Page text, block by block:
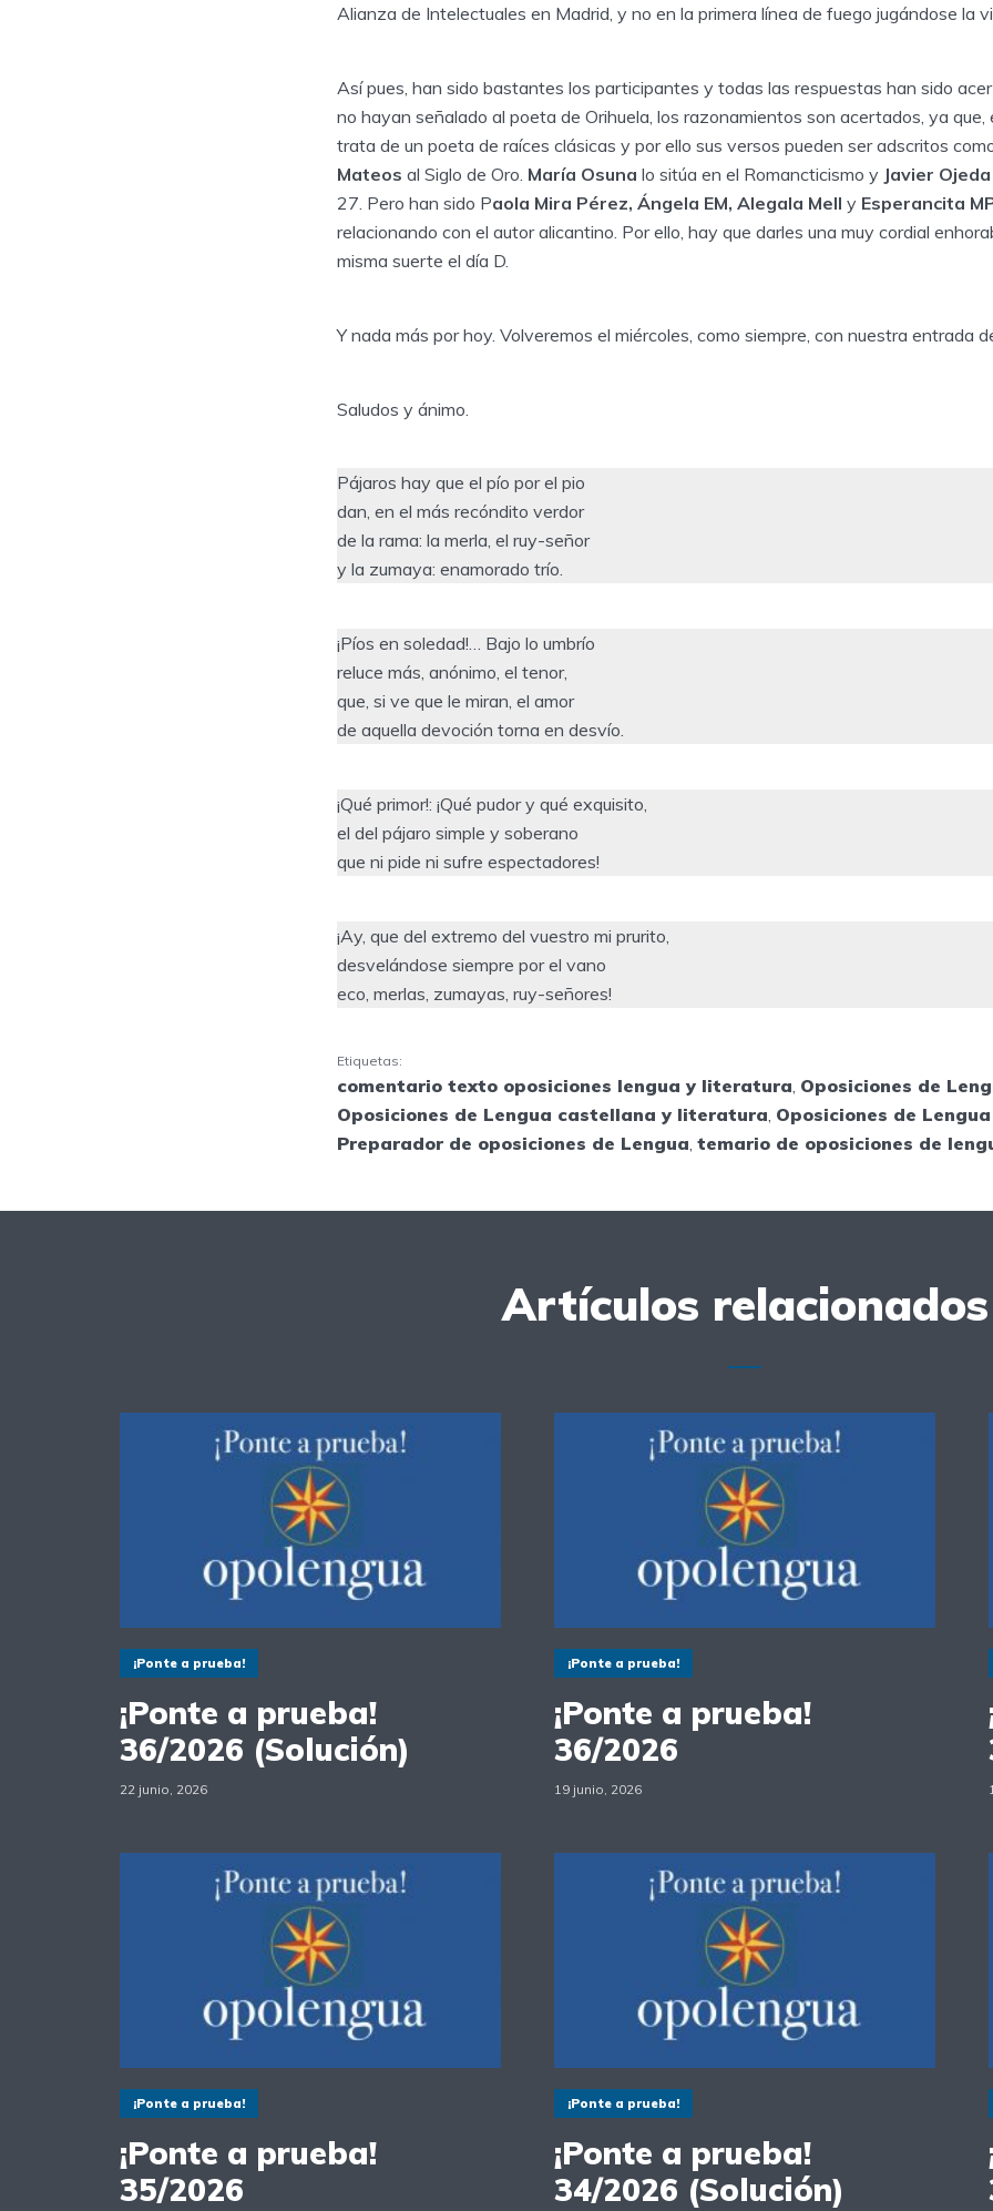
Alianza de Intelectuales en Madrid, y no en la primera línea de fuego jugándose la
Así pues, han sido bastantes los participantes y todas las respuestas han sido
no hayan señalado al poeta de Orihuela, los razonamientos son acertados, ya
trata de un poeta de raíces clásicas y por ello sus versos pueden ser adscritos
Mateos al Siglo de Oro. María Osuna lo sitúa en el Romancticismo y Javier Ojeda
27. Pero han sido Paola Mira Pérez, Ángela EM, Alegala Mell y Esperancita
relacionando con el autor alicantino. Por ello, hay que darles una muy cordial
misma suerte el día D.
Y nada más por hoy. Volveremos el miércoles, como siempre, con nuestra entrada
Saludos y ánimo.
Pájaros hay que el pío por el pio
dan, en el más recóndito verdor
de la rama: la merla, el ruy-señor
y la zumaya: enamorado trío.
¡Píos en soledad!… Bajo lo umbrío
reluce más, anónimo, el tenor,
que, si ve que le miran, el amor
de aquella devoción torna en desvío.
¡Qué primor!: ¡Qué pudor y qué exquisito,
el del pájaro simple y soberano
que ni pide ni sufre espectadores!
¡Ay, que del extremo del vuestro mi prurito,
desvelándose siempre por el vano
eco, merlas, zumayas, ruy-señores!
Etiquetas:
comentario texto oposiciones lengua y literatura, Oposiciones de
Oposiciones de Lengua castellana y literatura, Oposiciones de
Preparador de oposiciones de Lengua, temario de oposiciones de
Artículos relacionados
¡Ponte a prueba!
¡Ponte a prueba!
36/2026 (Solución)
22 junio, 2026
¡Ponte a prueba!
¡Ponte a prueba!
36/2026
19 junio, 2026
¡Ponte a prueba!
¡Ponte a prueba!
35/2026
¡Ponte a prueba!
¡Ponte a prueba!
34/2026 (Solución)